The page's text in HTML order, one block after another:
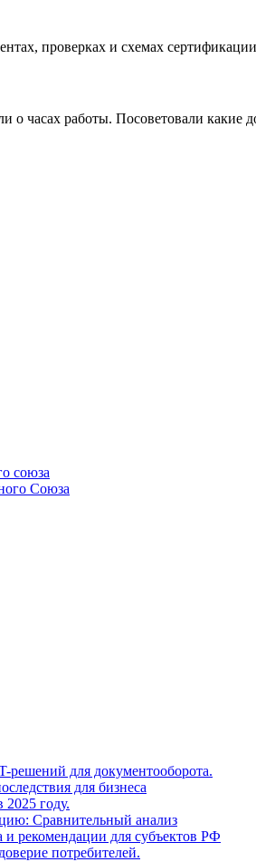
проверках и схемах
о часах работы. Посоветовали
союза
Союза
решений для документооборота.
для бизнеса
году.
Сравнительный анализ
рекомендации для субъектов РФ
потребителей.